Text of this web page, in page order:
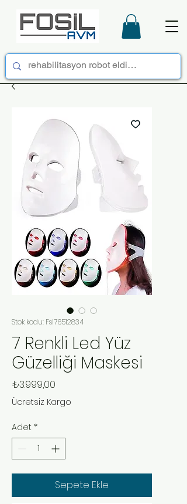
Stok kodu: Fsl76512834
7 Renkli Led Yüz
Güzelliği Maskesi
₺3.999,00
Ücretsiz Kargo
Adet *
Sepete Ekle